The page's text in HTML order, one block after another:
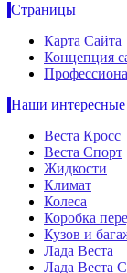
Страницы
Карта Сайта
Концепция
Наши интересные
Веста Кросс
Веста Спорт
Жидкости
Климат
Колеса
Коробка
Кузов и
Лада Веста
Лада Веста